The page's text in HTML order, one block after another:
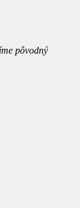
pôvodný